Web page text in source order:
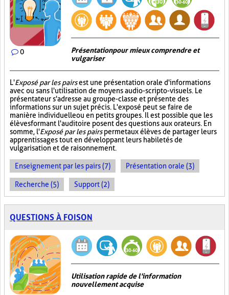
0
Présentation pour mieux comprendre et
vulgariser
L'Exposé par les pairsest une présentation orale d'informations
avec ou sans l'utilisation de moyens audio-scripto-visuels. Le
présentateur s'adresse au groupe-classe et présente des
informations sur un sujet précis. L'exposé peut se faire de
manière individuelle ou en petits groupes. Il est possible que les
élèves formant l'auditoire posent des questions aux orateurs. En
somme, l'Exposé par les pairspermet aux élèves de partager leurs
apprentissages tout en développant leurs habiletés de
vulgarisation et de raisonnement.
Enseignement par les pairs (7) Présentation orale (3)
Recherche (5) Support (2)
QUESTIONS À FOISON
Utilisation rapide de l'information
nouvellement acquise